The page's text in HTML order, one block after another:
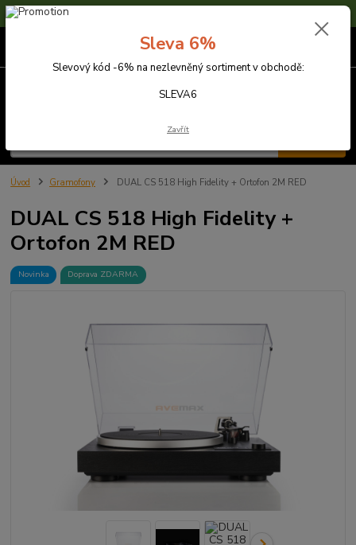
Sleva 6% na nezlevněné zboží s kódem SLEVA6
Úvod Gramofony DUAL CS 518 High Fidelity + Ortofon 2M RED
DUAL CS 518 High Fidelity +
Ortofon 2M RED
Novinka Doprava ZDARMA
Sleva 6%
Slevový kód -6% na nezlevněný sortiment v obchodě:
SLEVA6
Zavřít